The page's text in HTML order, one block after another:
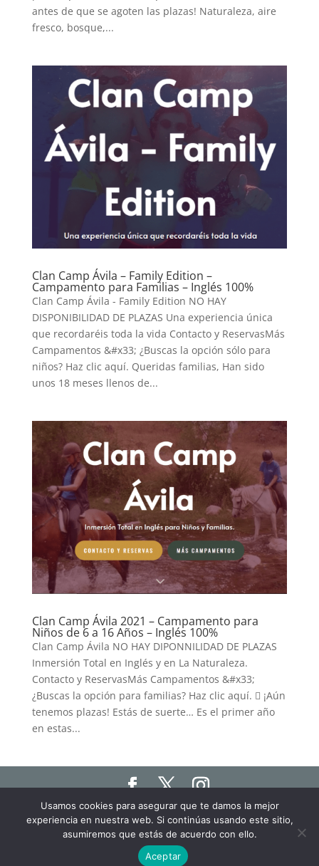
antes de que se agoten las plazas! Naturaleza, aire
fresco, bosque,...
Clan Camp Ávila – Family Edition –
Campamento para Familias – Inglés 100%
Clan Camp Ávila - Family Edition NO HAY
DISPONIBILIDAD DE PLAZAS Una experiencia única
que recordaréis toda la vida Contacto y ReservasMás
Campamentos &#x33; ¿Buscas la opción sólo para
niños? Haz clic aquí. Queridas familias, Han sido
unos 18 meses llenos de...
Clan Camp Ávila 2021 – Campamento para
Niños de 6 a 16 Años – Inglés 100%
Clan Camp Ávila NO HAY DIPONNILIDAD DE PLAZAS
Inmersión Total en Inglés y en La Naturaleza.
Contacto y ReservasMás Campamentos &#x33;
¿Buscas la opción para familias? Haz clic aquí.  ¡Aún
tenemos plazas! Estás de suerte… Es el primer año
en estas...
Haz click aquí para ver nuestro Aviso Legal, Política
de Privacidad y Política de Cookies
Haz click aquí para ver los términos y condiciones
de las clases online "Humanit.as Online"
Usamos cookies para asegurar que te damos la mejor
experiencia en nuestra web. Si continúas usando este sitio,
asumiremos que estás de acuerdo con ello.
Aceptar